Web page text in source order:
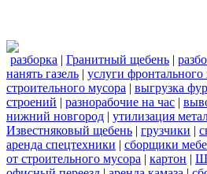
разборка | Гранитный щебень |
нанять газель | услуги фронтального
строительного мусора | выгрузка
строений | разнорабочие на час |
нижний новгород | утилизация
Известняковый щебень | грузчики |
аренда спецтехники | сборщики
от строительного мусора | картон |